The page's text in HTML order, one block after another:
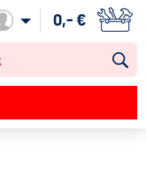
Môj účet
0,- €